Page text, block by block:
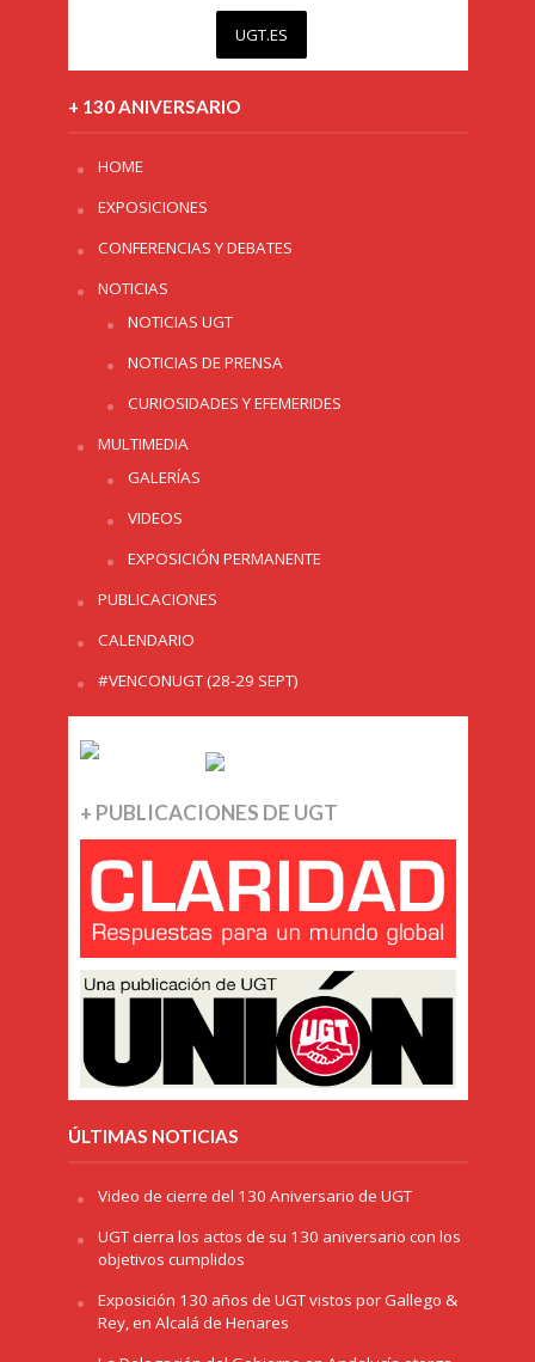
UGT.ES
+ 130 ANIVERSARIO
HOME
EXPOSICIONES
CONFERENCIAS Y DEBATES
NOTICIAS
NOTICIAS UGT
NOTICIAS DE PRENSA
CURIOSIDADES Y EFEMERIDES
MULTIMEDIA
GALERÍAS
VIDEOS
EXPOSICIÓN PERMANENTE
PUBLICACIONES
CALENDARIO
#VENCONUGT (28-29 SEPT)
+ PUBLICACIONES DE UGT
ÚLTIMAS NOTICIAS
Video de cierre del 130 Aniversario de UGT
UGT cierra los actos de su 130 aniversario con los
objetivos cumplidos
Exposición 130 años de UGT vistos por Gallego &
Rey, en Alcalá de Henares